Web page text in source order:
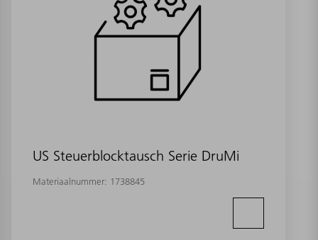
US Steuerblocktausch Serie DruMi
Materiaalnummer: 1738845